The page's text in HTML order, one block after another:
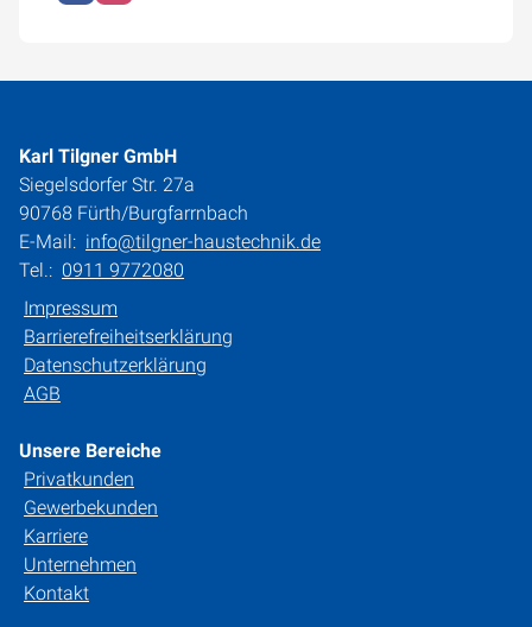
Karl Tilgner GmbH
Siegelsdorfer Str. 27a
90768 Fürth/Burgfarrnbach
E-Mail: info@tilgner-haustechnik.de
Tel.: 0911 9772080
Impressum
Barrierefreiheitserklärung
Datenschutzerklärung
AGB
Unsere Bereiche
Privatkunden
Gewerbekunden
Karriere
Unternehmen
Kontakt